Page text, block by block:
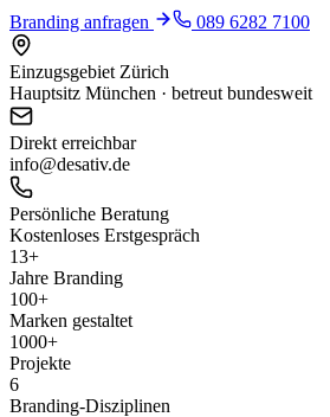
Branding anfragen 089 6282 7100
Einzugsgebiet Zürich
Hauptsitz München · betreut bundesweit
Direkt erreichbar
info@desativ.de
Persönliche Beratung
Kostenloses Erstgespräch
13+
Jahre Branding
100+
Marken gestaltet
1000+
Projekte
6
Branding-Disziplinen